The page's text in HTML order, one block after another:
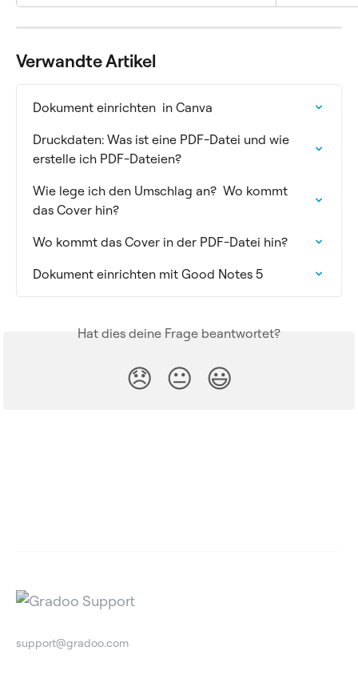
Verwandte Artikel
Dokument einrichten  in Canva
Druckdaten: Was ist eine PDF-Datei und wie
erstelle ich PDF-Dateien?
Wie lege ich den Umschlag an?  Wo kommt
das Cover hin?
Wo kommt das Cover in der PDF-Datei hin?
Dokument einrichten mit Good Notes 5
Hat dies deine Frage beantwortet?
😞 😐 😃
support@gradoo.com